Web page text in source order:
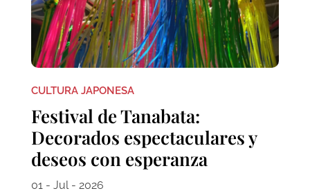
CULTURA JAPONESA
Festival de Tanabata:
Decorados espectaculares y
deseos con esperanza
01 - Jul - 2026